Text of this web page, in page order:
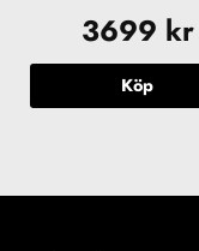
3699 kr
Köp